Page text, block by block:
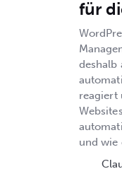
für
deshalb
reagiert
und wie